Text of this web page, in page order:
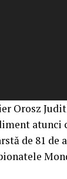
Orosz
atunci
de 81 de